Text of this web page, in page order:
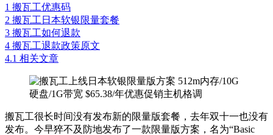
1 搬瓦工优惠码
2 搬瓦工日本软银限量套餐
3 搬瓦工如何退款
4 搬瓦工退款政策原文
4.1 相关文章
搬瓦工很长时间没有发布新的限量版套餐，去年双十一也没有
发布。今早猝不及防地发布了一款限量版方案，名为“Basic